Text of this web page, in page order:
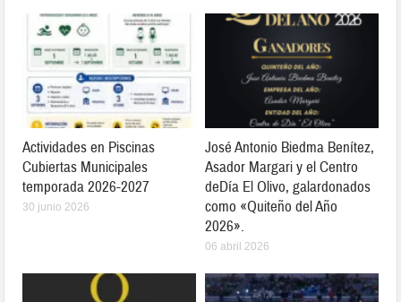
Actividades en Piscinas
Cubiertas Municipales
temporada 2026-2027
30 junio 2026
José Antonio Biedma Benítez,
Asador Margari y el Centro
deDía El Olivo, galardonados
como «Quiteño del Año
2026».
06 abril 2026